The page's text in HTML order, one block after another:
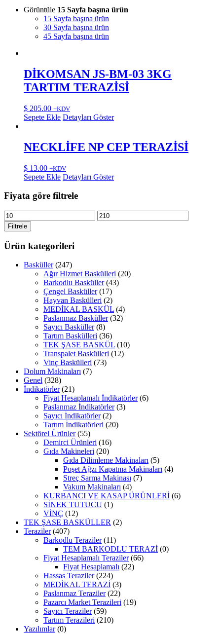
Görüntüle 15 Sayfa başına ürün
15 Sayfa başına ürün
30 Sayfa başına ürün
45 Sayfa başına ürün
DİKOMSAN JS-BM-03 3KG
TARTIM TERAZİSİ
$ 205.00 +KDV
Sepete Ekle Detayları Göster
NECKLİFE NP CEP TERAZİSİ
$ 13.00 +KDV
Sepete Ekle Detayları Göster
Fiyata göre filtrele
En
düşük
fiyat
En
yüksek
Filtrele
Ürün kategorileri
Basküller (247)
Ağır Hizmet Baskülleri (20)
Barkodlu Basküller (43)
Çengel Basküller (17)
Hayvan Baskülleri (2)
MEDİKAL BASKÜL (4)
Paslanmaz Basküller (32)
Sayıcı Basküller (8)
Tartım Baskülleri (36)
TEK ŞASE BASKÜL (10)
Transpalet Baskülleri (12)
Vinç Baskülleri (73)
Dolum Makinaları (7)
Genel (328)
İndikatörler (21)
Fiyat Hesaplamalı İndikatörler (6)
Paslanmaz İndikatörler (3)
Sayıcı İndikatörler (2)
Tartım İndikatörleri (20)
Sektörel Ürünler (55)
Demirci Ürünleri (16)
Gıda Makineleri (20)
Gıda Dilimleme Makinaları (5)
Poşet Ağzı Kapatma Makinaları (4)
Streç Sarma Makinası (7)
Vakum Makinaları (4)
KURBANCI VE KASAP ÜRÜNLERİ (6)
SİNEK TUTUCU (1)
VİNÇ (12)
TEK ŞASE BASKÜLLER (2)
Teraziler (407)
Barkodlu Teraziler (11)
TEM BARKODLU TERAZİ (0)
Fiyat Hesaplamalı Teraziler (66)
Fiyat Hesaplamalı (22)
Hassas Teraziler (224)
MEDİKAL TERAZİ (3)
Paslanmaz Teraziler (22)
Pazarcı Market Terazileri (19)
Sayıcı Teraziler (59)
Tartım Terazileri (210)
Yazılımlar (0)